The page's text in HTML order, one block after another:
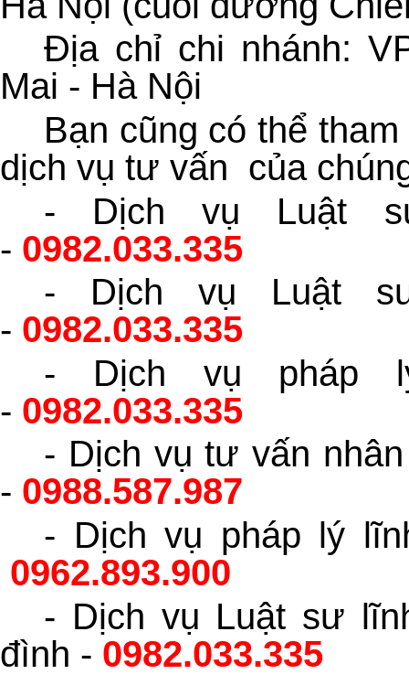
Địa chỉ chi nhánh:
Mai - Hà Nội
Bạn cũng có thể
dịch vụ tư vấn của
- Dịch vụ Luật
- 0982.033.335
- Dịch vụ Luật
- 0982.033.335
- Dịch vụ pháp
- 0982.033.335
- Dịch vụ tư vấn
- 0988.587.987
- Dịch vụ pháp lý
0962.893.900
- Dịch vụ Luật sư
đình - 0982.033.335